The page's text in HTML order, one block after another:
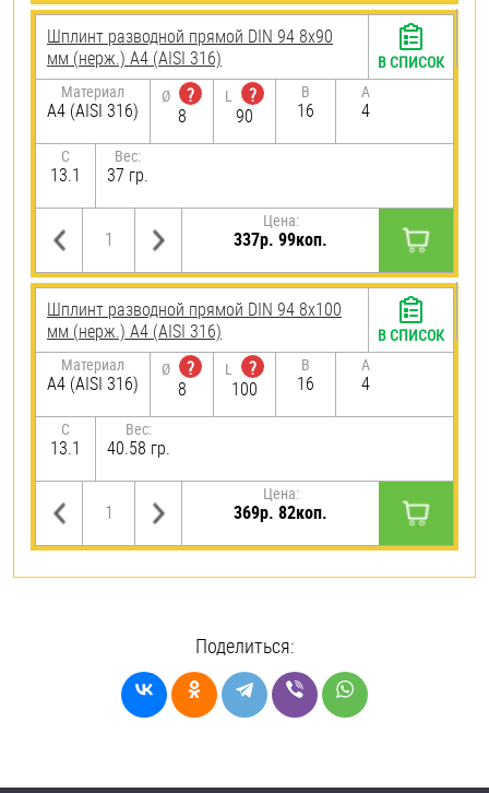
Шплинт разводной прямой DIN 94 8х90
мм (нерж.) A4 (AISI 316)
Материал
A4 (AISI 316)
Ø
?
8
L
?
90
B
16
A
4
C
13.1
Вес:
37 гр.
Цена:
337р. 99коп.
В СПИСОК
Шплинт разводной прямой DIN 94 8х100
мм (нерж.) A4 (AISI 316)
Материал
A4 (AISI 316)
Ø
?
8
L
?
100
B
16
A
4
C
13.1
Вес:
40.58 гр.
Цена:
369р. 82коп.
В СПИСОК
Поделиться: